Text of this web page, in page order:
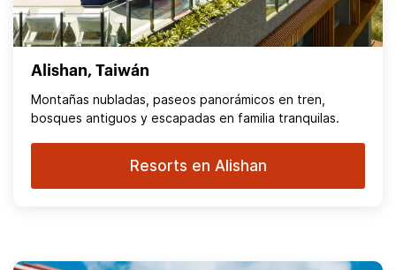
Alishan, Taiwán
Montañas nubladas, paseos panorámicos en tren,
bosques antiguos y escapadas en familia tranquilas.
Resorts en Alishan